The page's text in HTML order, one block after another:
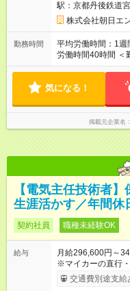
駅：京都丹後鉄道
株式会社朝日エ
勤務時間
平均労働時間：1週
労働時間40時間 ＜勤務時間＞ (1)9:00～18:00（実働8h）
(2)9:00～翌9:00（実働16h、
＜変形労働制＞ 1週間の
8h） ※上記
気になる！
掲載元企業名
【電気主任技術者
生涯活かす／年間休
契約社員 職種未経験OK
給与
月給296,600円～
※マイカーの直行
します。 【試用期間】試用期間あり 試用期間の長さ：3ヶ月 雇
用形態、給与は本
交通費別途支給